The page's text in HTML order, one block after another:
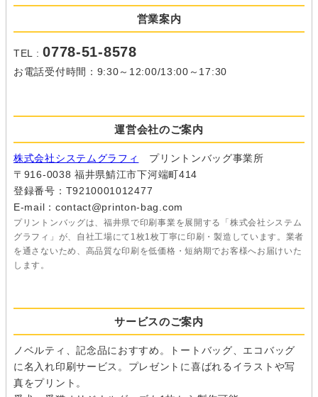
営業案内
TEL :0778-51-8578
お電話受付時間：9:30～12:00/13:00～17:30
運営会社のご案内
株式会社システムグラフィ
プリントンバッグ事業所
〒916-0038 福井県鯖江市下河端町414
登録番号：T9210001012477
E-mail：contact@printon-bag.com
プリントンバッグは、福井県で印刷事業を展開する「株式会社システム
グラフィ」が、自社工場にて1枚1枚丁寧に印刷・製造しています。業者
を通さないため、高品質な印刷を低価格・短納期でお客様へお届けいた
します。
サービスのご案内
ノベルティ、記念品におすすめ。トートバッグ、エコバッグ
に名入れ印刷サービス。プレゼントに喜ばれるイラストや写
真をプリント。